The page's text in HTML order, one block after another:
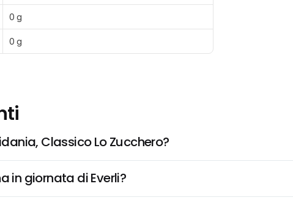
0 g
0 g
Classico Lo Zucchero?
in giornata di Everli?